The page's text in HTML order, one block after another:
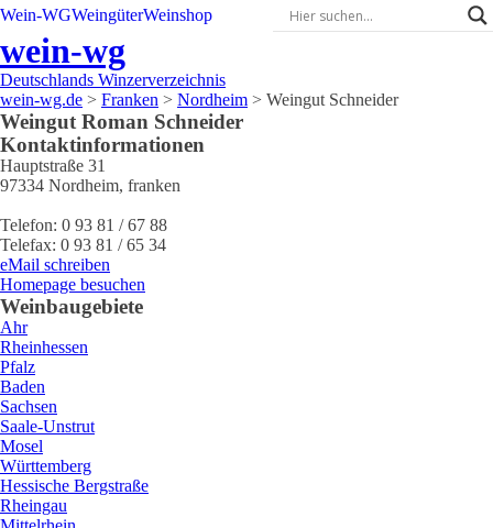
Wein-WGWeingüterWeinshop
wein-wg
Deutschlands Winzerverzeichnis
wein-wg.de > Franken > Nordheim > Weingut Schneider
Weingut Roman Schneider
Kontaktinformationen
Hauptstraße 31
97334 Nordheim, franken
Telefon: 0 93 81 / 67 88
Telefax: 0 93 81 / 65 34
eMail schreiben
Homepage besuchen
Weinbaugebiete
Ahr
Rheinhessen
Pfalz
Baden
Sachsen
Saale-Unstrut
Mosel
Württemberg
Hessische Bergstraße
Rheingau